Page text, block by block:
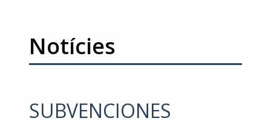
Notícies
SUBVENCIONES